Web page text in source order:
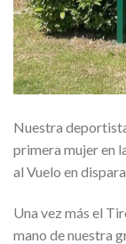
Nuestra
primera mujer en
al Vuelo en
Una vez más el
mano de nuestra